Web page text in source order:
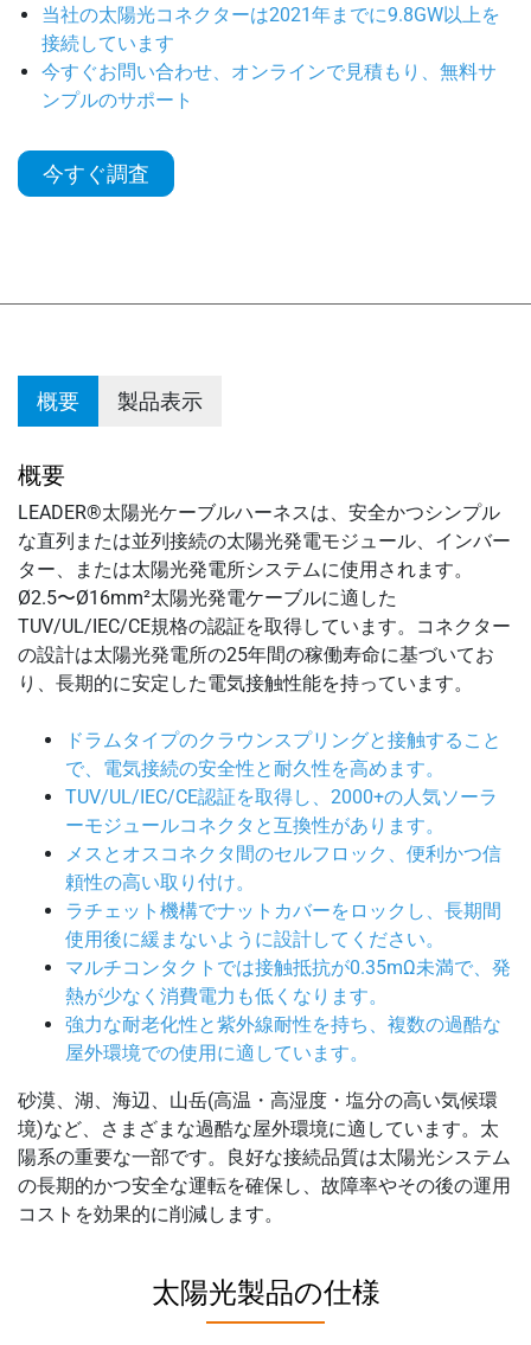
当社の太陽光コネクターは2021年までに9.8GW以上を
接続しています
今すぐお問い合わせ、オンラインで見積もり、無料サ
ンプルのサポート
今すぐ調査
概要 製品表示
概要
LEADER®太陽光ケーブルハーネスは、安全かつシンプル
な直列または並列接続の太陽光発電モジュール、インバー
ター、または太陽光発電所システムに使用されます。
Ø2.5〜Ø16mm²太陽光発電ケーブルに適した
TUV/UL/IEC/CE規格の認証を取得しています。コネクター
の設計は太陽光発電所の25年間の稼働寿命に基づいてお
り、長期的に安定した電気接触性能を持っています。
ドラムタイプのクラウンスプリングと接触すること
で、電気接続の安全性と耐久性を高めます。
TUV/UL/IEC/CE認証を取得し、2000+の人気ソーラ
ーモジュールコネクタと互換性があります。
メスとオスコネクタ間のセルフロック、便利かつ信
頼性の高い取り付け。
ラチェット機構でナットカバーをロックし、長期間
使用後に緩まないように設計してください。
マルチコンタクトでは接触抵抗が0.35mΩ未満で、発
熱が少なく消費電力も低くなります。
強力な耐老化性と紫外線耐性を持ち、複数の過酷な
屋外環境での使用に適しています。
砂漠、湖、海辺、山岳(高温・高湿度・塩分の高い気候環
境)など、さまざまな過酷な屋外環境に適しています。太
陽系の重要な一部です。良好な接続品質は太陽光システム
の長期的かつ安全な運転を確保し、故障率やその後の運用
コストを効果的に削減します。
太陽光製品の仕様